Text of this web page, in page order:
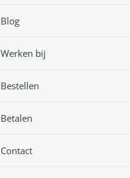
Blog
Werken bij
Bestellen
Betalen
Contact